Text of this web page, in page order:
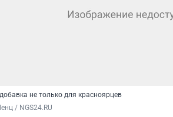
не только для красноярцев
/ NGS24.RU